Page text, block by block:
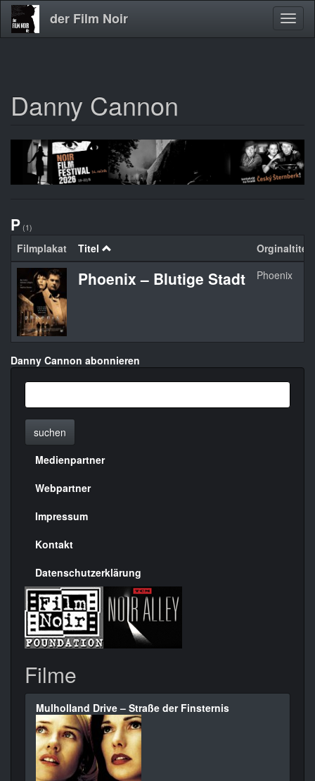
Direkt
zum
der Film Noir
Danny Cannon
P (1)
Filmplakat Titel Orginaltitel
Phoenix – Blutige Stadt Phoenix
Danny Cannon abonnieren
suchen
Menülinks
rechte
Seite
Medienpartner
Webpartner
Impressum
Kontakt
Datenschutzerklärung
Filme
Mulholland Drive – Straße der Finsternis